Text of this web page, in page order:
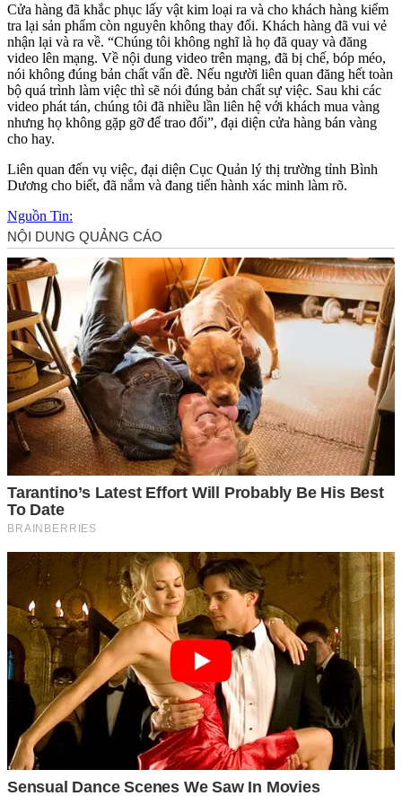
Cửa hàng đã khắc phục lấy vật kim loại ra và cho khách hàng kiểm
tra lại sản phẩm còn nguyên không thay đổi. Khách hàng đã vui vẻ
nhận lại và ra về. “Chúng tôi không nghĩ là họ đã quay và đăng
video lên mạng. Về nội dung video trên mạng, đã bị chế, bóp méo,
nói không đúng bản chất vấn đề. Nếu người liên quan đăng hết toàn
bộ quá trình làm việc thì sẽ nói đúng bản chất sự việc. Sau khi các
video phát tán, chúng tôi đã nhiều lần liên hệ với khách mua vàng
nhưng họ không gặp gỡ để trao đổi”, đại diện cửa hàng bán vàng
cho hay.
Liên quan đến vụ việc, đại diện Cục Quản lý thị trường tỉnh Bình
Dương cho biết, đã nắm và đang tiến hành xác minh làm rõ.
Nguồn Tin: